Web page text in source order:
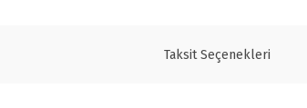
Taksit Seçenekleri